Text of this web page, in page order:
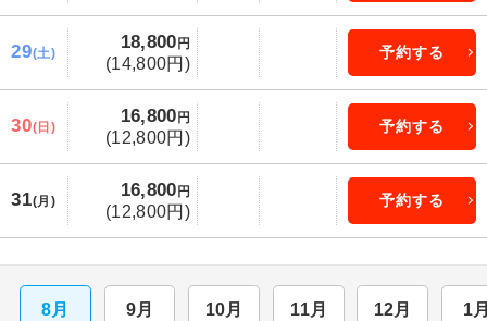
29(土)
18,800 円
(14,800円)
予約する
30(日)
16,800 円
(12,800円)
予約する
31(月)
16,800 円
(12,800円)
予約する
8月 9月 10月 11月 12月 1